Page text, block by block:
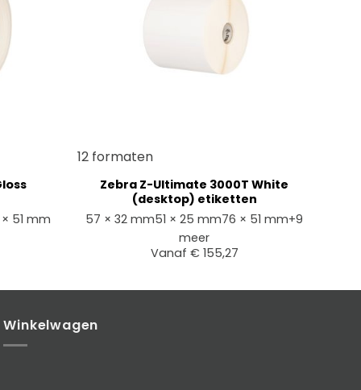
× 51 mm
12 formaten
Zebra Z-Ultimate 3000T White
(desktop) etiketten
57 × 32 mm51 × 25 mm76 × 51 mm+9
meer
Vanaf € 155,27
Winkelwagen